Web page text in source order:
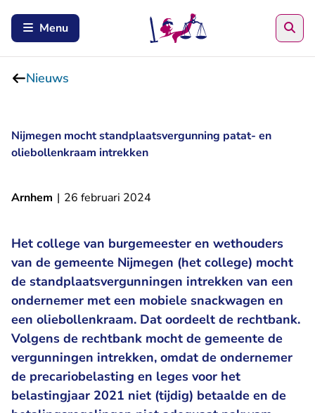
Menu
Nieuws
Nijmegen mocht standplaatsvergunning patat- en
oliebollenkraam intrekken
Arnhem | 26 februari 2024
Het college van burgemeester en wethouders
van de gemeente Nijmegen (het college) mocht
de standplaatsvergunningen intrekken van een
ondernemer met een mobiele snackwagen en
een oliebollenkraam. Dat oordeelt de rechtbank.
Volgens de rechtbank mocht de gemeente de
vergunningen intrekken, omdat de ondernemer
de precariobelasting en leges voor het
belastingjaar 2021 niet (tijdig) betaalde en de